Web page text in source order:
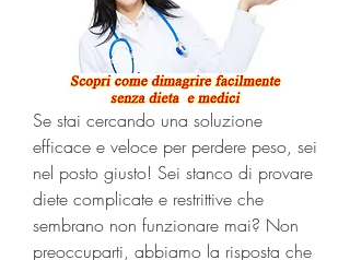
Se stai cercando una soluzione
efficace e veloce per perdere peso, sei
nel posto giusto! Sei stanco di provare
diete complicate e restrittive che
sembrano non funzionare mai? Non
preoccuparti, abbiamo la risposta che